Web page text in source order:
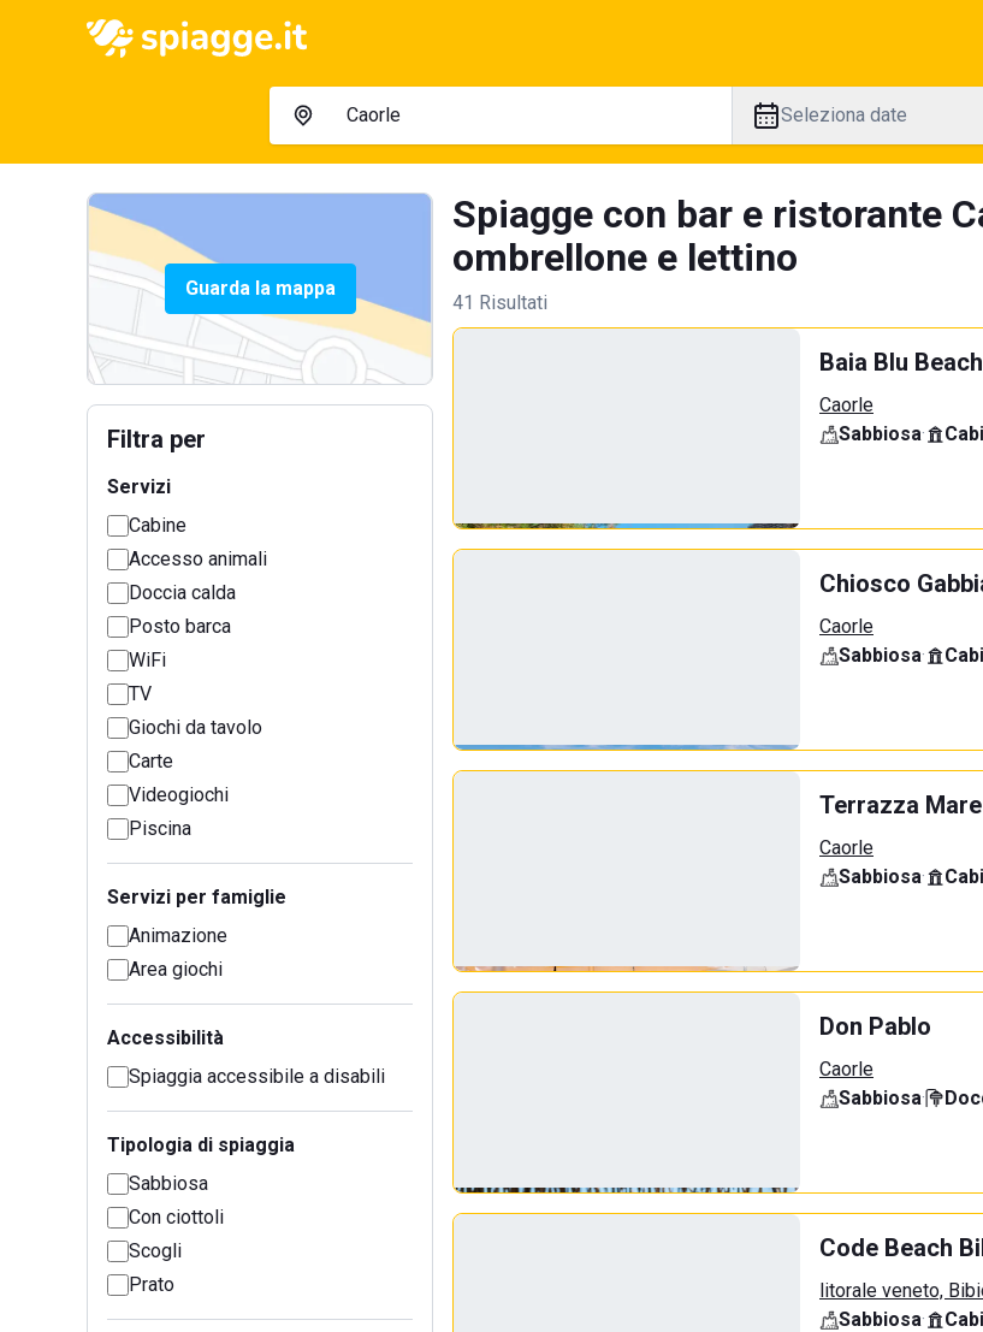
Seleziona date
Guarda la mappa
Filtra per
Servizi
Cabine
Accesso animali
Doccia calda
Posto barca
WiFi
TV
Giochi da tavolo
Carte
Videogiochi
Piscina
Servizi per famiglie
Animazione
Area giochi
Accessibilità
Spiaggia accessibile a disabili
Tipologia di spiaggia
Sabbiosa
Con ciottoli
Scogli
Prato
Spiagge con bar e ristorante
ombrellone e lettino
41 Risultati
Baia Blu Beach
Caorle
Sabbiosa·
Chiosco
Caorle
Sabbiosa·
Terrazza Mare
Caorle
Sabbiosa·
Don Pablo
Caorle
Sabbiosa·
Code Beach
litorale veneto,
Sabbiosa·